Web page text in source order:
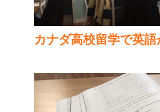
カナダ高校留学で英